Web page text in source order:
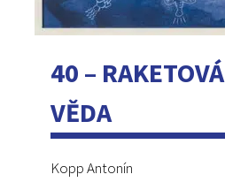
40 – RAKETOVÁ
VĚDA
Kopp Antonín